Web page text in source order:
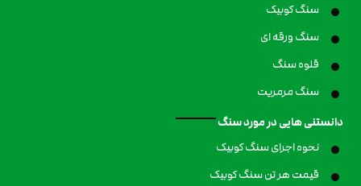
سنگ کوبیک
سنگ ورقه ای
قلوه سنگ
سنگ مرمریت
دانستنی هایی در مورد سنگ
نحوه اجرای سنگ کوبیک
قیمت هر تن سنگ کوبیک